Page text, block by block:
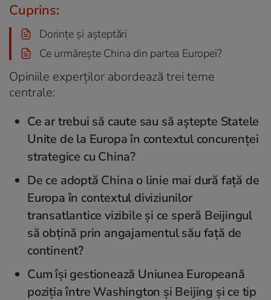
Cuprins:
Dorințe și așteptări
Ce urmărește China din partea Europei?
Opiniile experților abordează trei teme
centrale:
Ce ar trebui să caute sau să aștepte Statele
Unite de la Europa în contextul concurenței
strategice cu China?
De ce adoptă China o linie mai dură față de
Europa în contextul diviziunilor
transatlantice vizibile și ce speră Beijingul
să obțină prin angajamentul său față de
continent?
Cum își gestionează Uniunea Europeană
poziția între Washington și Beijing și ce tip